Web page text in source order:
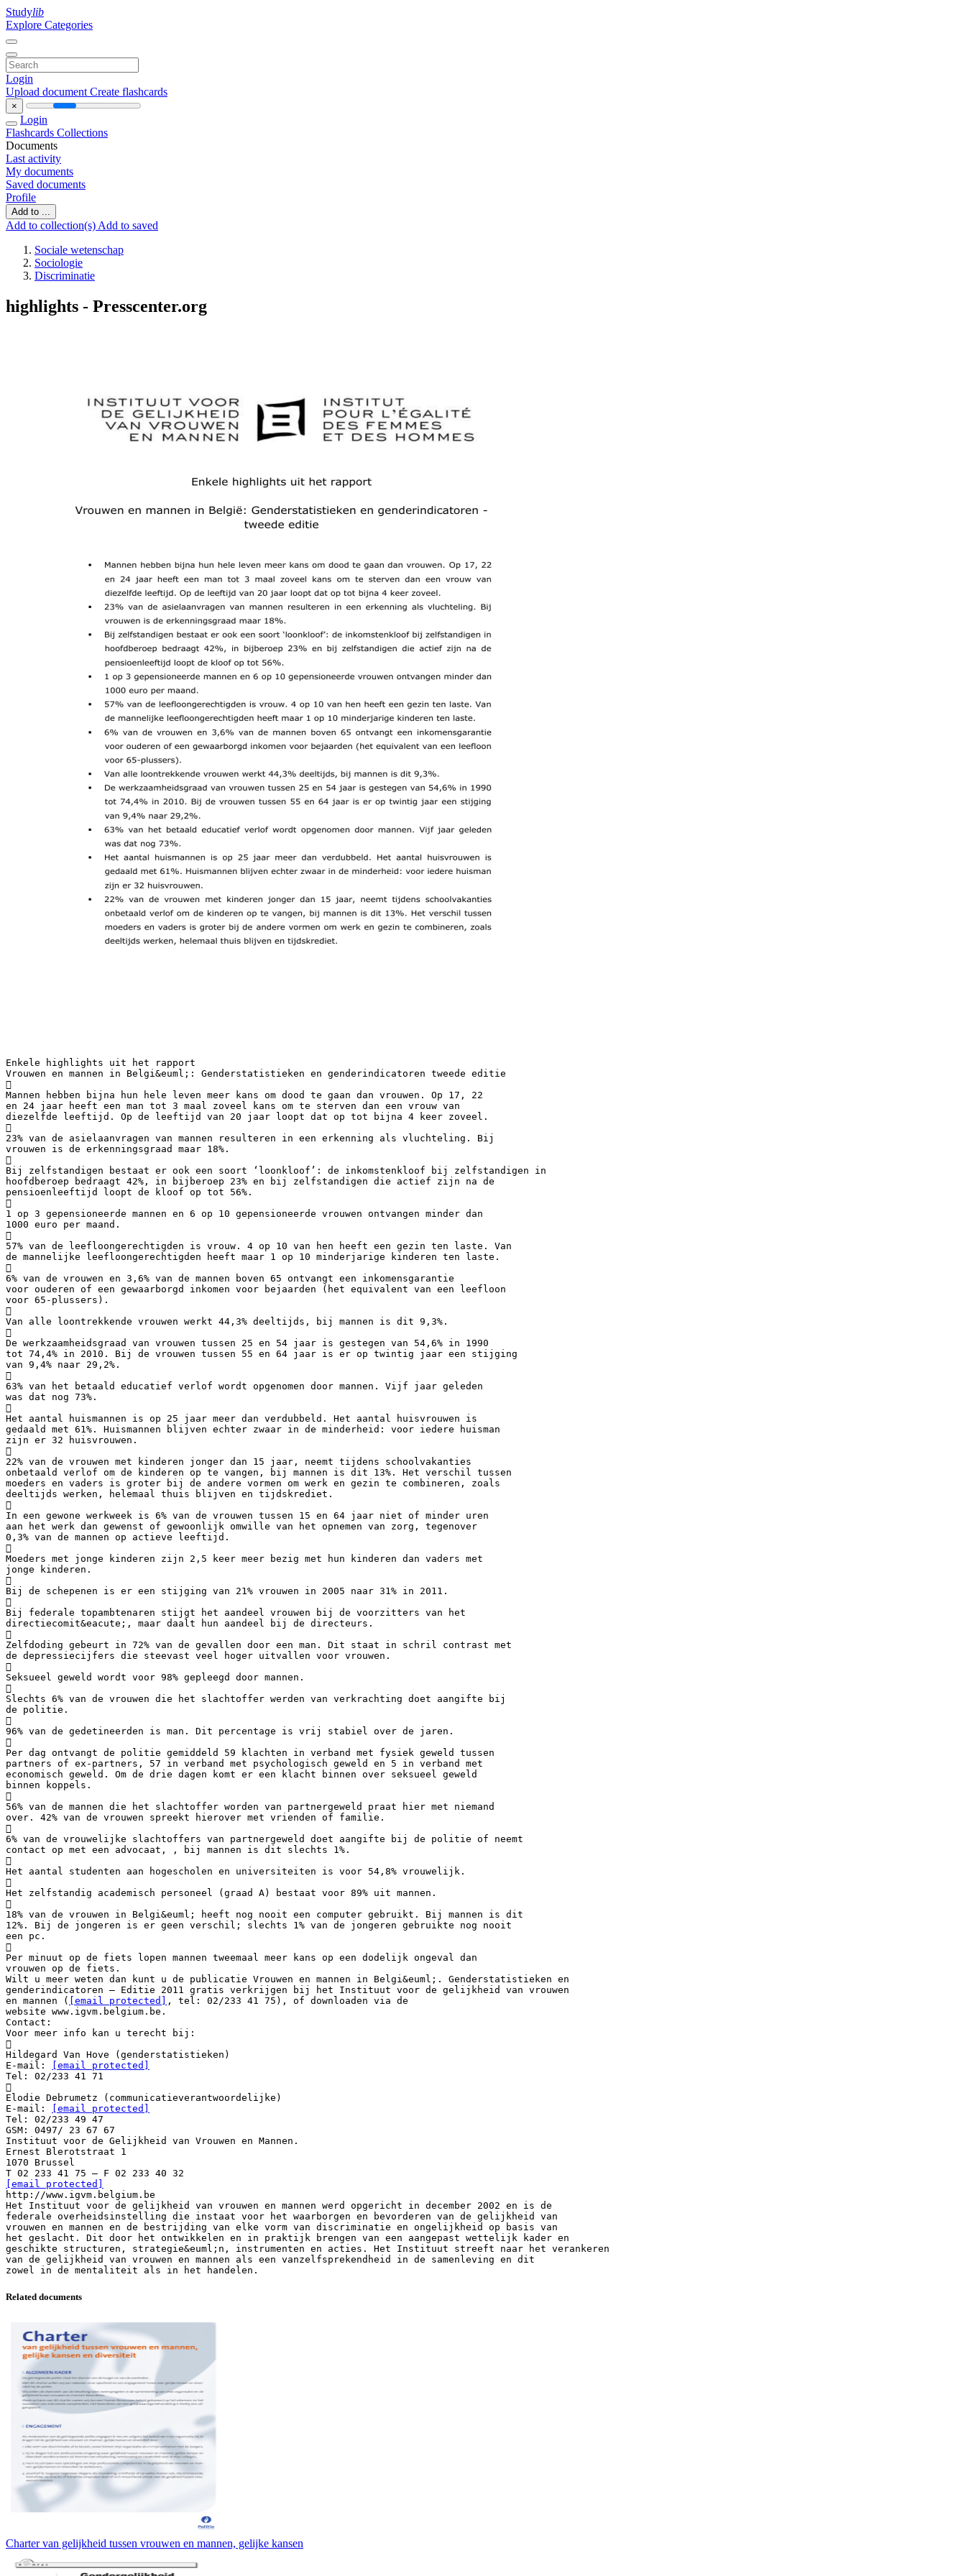
Studylib
Explore Categories
Login
Upload document Create flashcards
×
Login
Flashcards Collections
Documents
Last activity
My documents
Saved documents
Profile
Add to ...
Add to collection(s) Add to saved
Sociale wetenschap
Sociologie
Discriminatie
highlights - Presscenter.org
Enkele highlights uit het rapport
Vrouwen en mannen in Belgi&euml;: Genderstatistieken en genderindicatoren tweede editie

Mannen hebben bijna hun hele leven meer kans om dood te gaan dan vrouwen. Op 17, 22
en 24 jaar heeft een man tot 3 maal zoveel kans om te sterven dan een vrouw van
diezelfde leeftijd. Op de leeftijd van 20 jaar loopt dat op tot bijna 4 keer zoveel.

23% van de asielaanvragen van mannen resulteren in een erkenning als vluchteling. Bij
vrouwen is de erkenningsgraad maar 18%.

Bij zelfstandigen bestaat er ook een soort ‘loonkloof’: de inkomstenkloof bij zelfstandigen in
hoofdberoep bedraagt 42%, in bijberoep 23% en bij zelfstandigen die actief zijn na de
pensioenleeftijd loopt de kloof op tot 56%.

1 op 3 gepensioneerde mannen en 6 op 10 gepensioneerde vrouwen ontvangen minder dan
1000 euro per maand.

57% van de leefloongerechtigden is vrouw. 4 op 10 van hen heeft een gezin ten laste. Van
de mannelijke leefloongerechtigden heeft maar 1 op 10 minderjarige kinderen ten laste.

6% van de vrouwen en 3,6% van de mannen boven 65 ontvangt een inkomensgarantie
voor ouderen of een gewaarborgd inkomen voor bejaarden (het equivalent van een leefloon
voor 65-plussers).

Van alle loontrekkende vrouwen werkt 44,3% deeltijds, bij mannen is dit 9,3%.

De werkzaamheidsgraad van vrouwen tussen 25 en 54 jaar is gestegen van 54,6% in 1990
tot 74,4% in 2010. Bij de vrouwen tussen 55 en 64 jaar is er op twintig jaar een stijging
van 9,4% naar 29,2%.

63% van het betaald educatief verlof wordt opgenomen door mannen. Vijf jaar geleden
was dat nog 73%.

Het aantal huismannen is op 25 jaar meer dan verdubbeld. Het aantal huisvrouwen is
gedaald met 61%. Huismannen blijven echter zwaar in de minderheid: voor iedere huisman
zijn er 32 huisvrouwen.

22% van de vrouwen met kinderen jonger dan 15 jaar, neemt tijdens schoolvakanties
onbetaald verlof om de kinderen op te vangen, bij mannen is dit 13%. Het verschil tussen
moeders en vaders is groter bij de andere vormen om werk en gezin te combineren, zoals
deeltijds werken, helemaal thuis blijven en tijdskrediet.

In een gewone werkweek is 6% van de vrouwen tussen 15 en 64 jaar niet of minder uren
aan het werk dan gewenst of gewoonlijk omwille van het opnemen van zorg, tegenover
0,3% van de mannen op actieve leeftijd.

Moeders met jonge kinderen zijn 2,5 keer meer bezig met hun kinderen dan vaders met
jonge kinderen.

Bij de schepenen is er een stijging van 21% vrouwen in 2005 naar 31% in 2011.

Bij federale topambtenaren stijgt het aandeel vrouwen bij de voorzitters van het
directiecomit&eacute;, maar daalt hun aandeel bij de directeurs.

Zelfdoding gebeurt in 72% van de gevallen door een man. Dit staat in schril contrast met
de depressiecijfers die steevast veel hoger uitvallen voor vrouwen.

Seksueel geweld wordt voor 98% gepleegd door mannen.

Slechts 6% van de vrouwen die het slachtoffer werden van verkrachting doet aangifte bij
de politie.

96% van de gedetineerden is man. Dit percentage is vrij stabiel over de jaren.

Per dag ontvangt de politie gemiddeld 59 klachten in verband met fysiek geweld tussen
partners of ex-partners, 57 in verband met psychologisch geweld en 5 in verband met
economisch geweld. Om de drie dagen komt er een klacht binnen over seksueel geweld
binnen koppels.

56% van de mannen die het slachtoffer worden van partnergeweld praat hier met niemand
over. 42% van de vrouwen spreekt hierover met vrienden of familie.

6% van de vrouwelijke slachtoffers van partnergeweld doet aangifte bij de politie of neemt
contact op met een advocaat, , bij mannen is dit slechts 1%.

Het aantal studenten aan hogescholen en universiteiten is voor 54,8% vrouwelijk.

Het zelfstandig academisch personeel (graad A) bestaat voor 89% uit mannen.

18% van de vrouwen in Belgi&euml; heeft nog nooit een computer gebruikt. Bij mannen is dit
12%. Bij de jongeren is er geen verschil; slechts 1% van de jongeren gebruikte nog nooit
een pc.

Per minuut op de fiets lopen mannen tweemaal meer kans op een dodelijk ongeval dan
vrouwen op de fiets.
Wilt u meer weten dan kunt u de publicatie Vrouwen en mannen in Belgi&euml;. Genderstatistieken en
genderindicatoren – Editie 2011 gratis verkrijgen bij het Instituut voor de gelijkheid van vrouwen
en mannen (
[email protected]
, tel: 02/233 41 75), of downloaden via de
website www.igvm.belgium.be.
Contact:
Voor meer info kan u terecht bij:

Hildegard Van Hove (genderstatistieken)
E-mail:
[email protected]
Tel: 02/233 41 71

Elodie Debrumetz (communicatieverantwoordelijke)
E-mail:
[email protected]
Tel: 02/233 49 47
GSM: 0497/ 23 67 67
Instituut voor de Gelijkheid van Vrouwen en Mannen.
Ernest Blerotstraat 1
1070 Brussel
[email protected]
http://www.igvm.belgium.be
Het Instituut voor de gelijkheid van vrouwen en mannen werd opgericht in december 2002 en is de
federale overheidsinstelling die instaat voor het waarborgen en bevorderen van de gelijkheid van
vrouwen en mannen en de bestrijding van elke vorm van discriminatie en ongelijkheid op basis van
het geslacht. Dit door het ontwikkelen en in praktijk brengen van een aangepast wettelijk kader en
geschikte structuren, strategie&euml;n, instrumenten en acties. Het Instituut streeft naar het verankeren
van de gelijkheid van vrouwen en mannen als een vanzelfsprekendheid in de samenleving en dit
Related documents
Charter van gelijkheid tussen vrouwen en mannen, gelijke kansen